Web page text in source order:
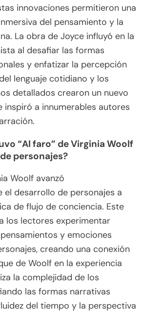
innovaciones permitieron una
del pensamiento y la
La obra de Joyce influyó en la
al desafiar las formas
y enfatizar la percepción
lenguaje cotidiano y los
detallados crearon un nuevo
inspiró a innumerables autores
“Al faro” de Virginia Woolf
personajes?
Woolf avanzó
el desarrollo de personajes a
de flujo de conciencia. Este
los lectores experimentar
y emociones
creando una conexión
de Woolf en la experiencia
la complejidad de los
las formas narrativas
del tiempo y la perspectiva